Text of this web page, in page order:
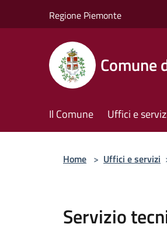
Regione Piemonte
Comune
Il Comune Uffici e
Home > Uffici e servizi
Servizio